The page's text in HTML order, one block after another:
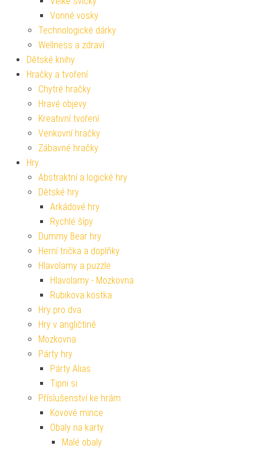
Vonné vosky
Technologické dárky
Wellness a zdraví
Dětské knihy
Hračky a tvoření
Chytré hračky
Hravé objevy
Kreativní tvoření
Venkovní hračky
Zábavné hračky
Hry
Abstraktní a logické hry
Dětské hry
Arkádové hry
Rychlé šípy
Dummy Bear hry
Herní trička a doplňky
Hlavolamy a puzzle
Hlavolamy - Mozkovna
Rubikova kostka
Hry pro dva
Hry v angličtině
Mozkovna
Párty hry
Párty Alias
Tipni si
Příslušenství ke hrám
Kovové mince
Obaly na karty
Malé obaly